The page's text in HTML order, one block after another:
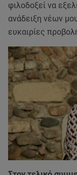
φιλοδοξεί να
ανάδειξη νέων
ευκαιρίες